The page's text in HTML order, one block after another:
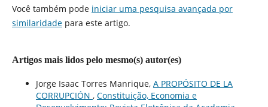
Você também pode iniciar uma pesquisa avançada por
similaridadepara este artigo.
Artigos mais lidos pelo mesmo(s) autor(es)
Jorge Isaac Torres Manrique, A PROPÓSITO DE LA
CORRUPCIÓN , Constituição, Economia e